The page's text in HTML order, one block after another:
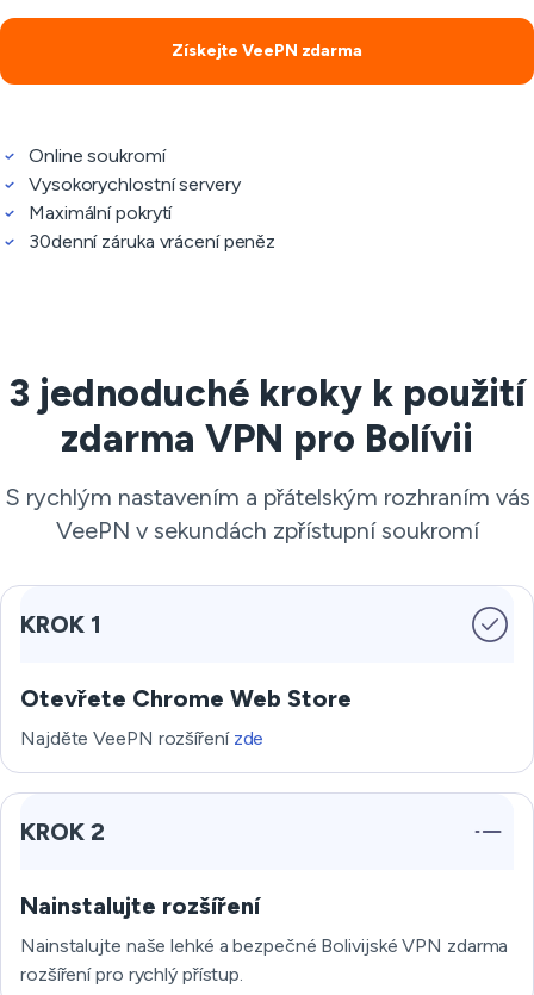
Získejte VeePN zdarma
Online soukromí
Vysokorychlostní servery
Maximální pokrytí
30denní záruka vrácení peněz
3 jednoduché kroky k použití
zdarma VPN pro Bolívii
S rychlým nastavením a přátelským rozhraním vás
VeePN v sekundách zpřístupní soukromí
KROK 1
Otevřete Chrome Web Store
Najděte VeePN rozšíření zde
KROK 2
Nainstalujte rozšíření
Nainstalujte naše lehké a bezpečné Bolivijské VPN zdarma
rozšíření pro rychlý přístup.